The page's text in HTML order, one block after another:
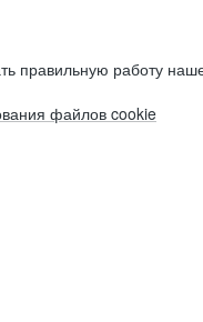
работу
файлов cookie